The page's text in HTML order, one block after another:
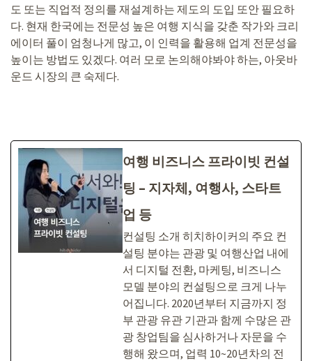
도 또는 직업적 정의를 재설계하는 제도의 도입 또안 필요하
다. 현재 한국에는 전문성 높은 여행 지식을 갖춘 작가와 크리
에이터 풀이 엄청나게 많고, 이 인력을 활용해 업계 전문성을
높이는 방법도 있겠다. 여러 모로 논의해야봐야 하는, 아웃바
운드 시장의 큰 숙제다.
여행 비즈니스 프라이빗 컨설
팅 – 지자체, 여행사, 스타트
업 등
컨설팅 소개 히치하이커의 주요 컨
설팅 분야는 관광 및 여행산업 내에
서 디지털 전환, 마케팅, 비즈니스
모델 분야의 컨설팅으로 크게 나누
어집니다. 2020년부터 지금까지 정
부 관광 유관 기관과 함께 수많은 관
광 창업팀을 심사하거나 자문을 수
행해 왔으며, 업력 10~20년차의 전